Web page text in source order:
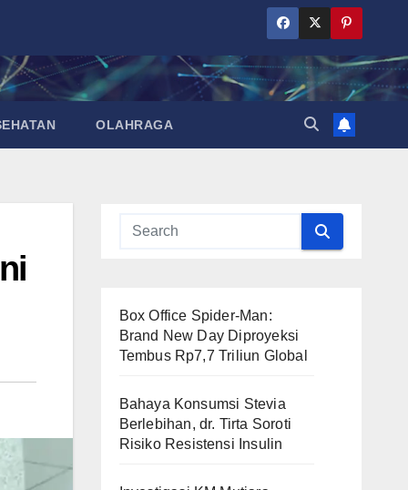
OLAHRAGA
Box Office Spider-Man:
Brand New Day Diproyeksi
Tembus Rp7,7 Triliun Global
Bahaya Konsumsi Stevia
Berlebihan, dr. Tirta Soroti
Risiko Resistensi Insulin